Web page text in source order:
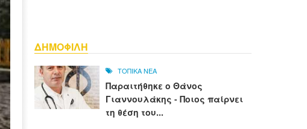
ΔΗΜΟΦΙΛΗ
ΤΟΠΙΚΑ ΝΕΑ
Παραιτήθηκε ο Θάνος
Γιαννουλάκης - Ποιος παίρνει
τη θέση του...